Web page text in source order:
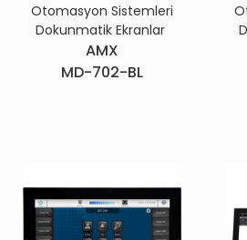
Otomasyon Sistemleri
Dokunmatik Ekranlar
AMX
MD-702-BL